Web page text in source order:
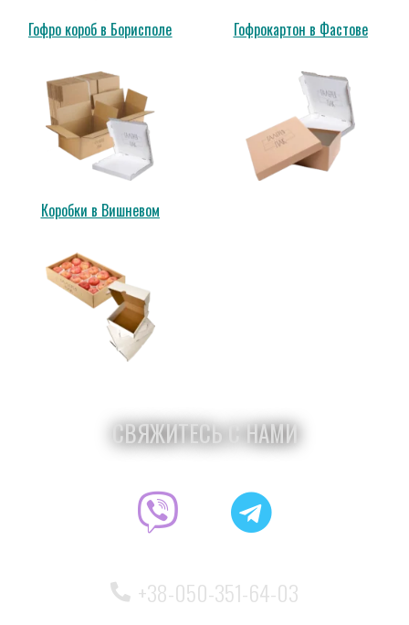
Гофро короб в Борисполе Гофрокартон в Фастове
Коробки в Вишневом
СВЯЖИТЕСЬ С НАМИ
+38-050-351-64-03